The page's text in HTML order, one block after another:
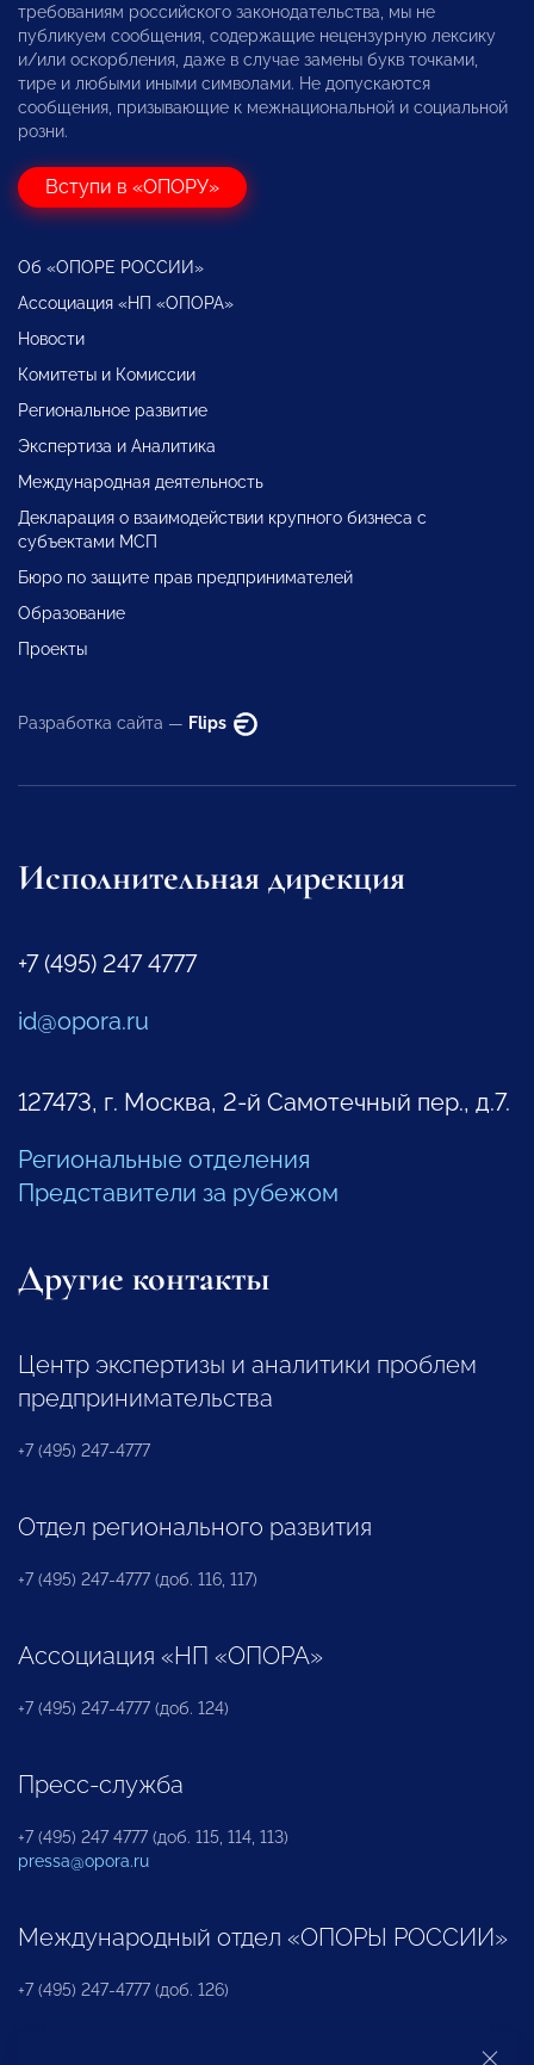
требованиям российского законодательства, мы не
публикуем сообщения, содержащие нецензурную лексику
и/или оскорбления, даже в случае замены букв точками,
тире и любыми иными символами. Не допускаются
сообщения, призывающие к межнациональной и социальной
розни.
Вступи в «ОПОРУ»
Об «ОПОРЕ РОССИИ»
Ассоциация «НП «ОПОРА»
Новости
Комитеты и Комиссии
Региональное развитие
Экспертиза и Аналитика
Международная деятельность
Декларация о взаимодействии крупного бизнеса с
субъектами МСП
Бюро по защите прав предпринимателей
Образование
Проекты
Разработка сайта — Flips
Исполнительная дирекция
+7 (495) 247 4777
id@opora.ru
127473, г. Москва, 2-й Самотечный пер., д.7.
Региональные отделения
Представители за рубежом
Другие контакты
Центр экспертизы и аналитики проблем
предпринимательства
+7 (495) 247-4777
Отдел регионального развития
+7 (495) 247-4777 (доб. 116, 117)
Ассоциация «НП «ОПОРА»
+7 (495) 247-4777 (доб. 124)
Пресс-служба
+7 (495) 247 4777 (доб. 115, 114, 113)
pressa@opora.ru
Международный отдел «ОПОРЫ РОССИИ»
+7 (495) 247-4777 (доб. 126)